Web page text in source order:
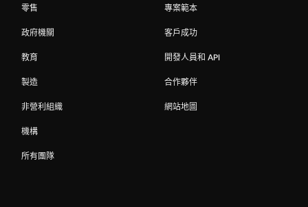
零售
政府機關
教育
製造
非營利組織
機構
所有團隊
專案範本
客戶成功
開發人員和 API
合作夥伴
網站地圖